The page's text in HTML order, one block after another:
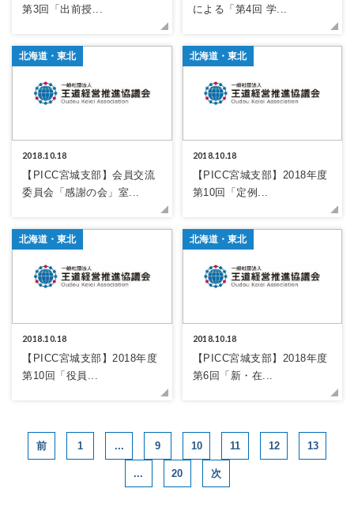
第3回「出前授...
による「第4回 学...
北海道・東北
2018.10.18
【PICC宮城支部】会員交流
委員会「感謝の会」室...
北海道・東北
2018.10.18
【PICC宮城支部】2018年度
第10回「定例...
北海道・東北
2018.10.18
【PICC宮城支部】2018年度
第10回「役員...
北海道・東北
2018.10.18
【PICC宮城支部】2018年度
第6回「新・在...
1 ... 9 10 11 12 13
... 20